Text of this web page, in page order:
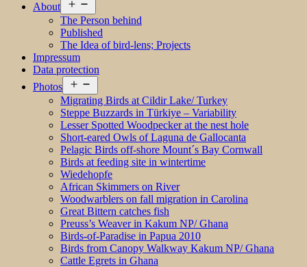
About
menu
The Person behind
Published
The Idea of bird-lens; Projects
Impressum
Data protection
Photos
menu
Migrating Birds at Cildir Lake/ Turkey
Steppe Buzzards in Türkiye – Variability
Lesser Spotted Woodpecker at the nest hole
Short-eared Owls of Laguna de Gallocanta
Pelagic Birds off-shore Mount´s Bay Cornwall
Birds at feeding site in wintertime
Wiedehopfe
African Skimmers on River
Woodwarblers on fall migration in Carolina
Great Bittern catches fish
Preuss’s Weaver in Kakum NP/ Ghana
Birds-of-Paradise in Papua 2010
Birds from Canopy Walkway Kakum NP/ Ghana
Cattle Egrets in Ghana